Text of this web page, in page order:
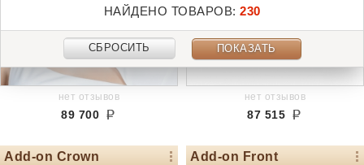
НАЙДЕНО ТОВАРОВ: 230
СБРОСИТЬ ПОКАЗАТЬ
нет отзывов
89 700
нет отзывов
87 515
Add-on Crown Add-on Front